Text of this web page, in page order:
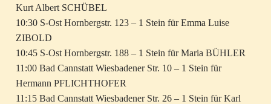
Kurt Albert SCHÜBEL
10:30 S-Ost Hornbergstr. 123 – 1 Stein für Emma Luise
ZIBOLD
10:45 S-Ost Hornbergstr. 188 – 1 Stein für Maria BÜHLER
11:00 Bad Cannstatt Wiesbadener Str. 10 – 1 Stein für
Hermann PFLICHTHOFER
11:15 Bad Cannstatt Wiesbadener Str. 26 – 1 Stein für Karl